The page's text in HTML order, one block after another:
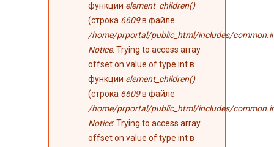
функции element_children()
(строка 6609в файле
/home/prportal/public_html/includes/
Notice: Trying to access array
offset on value of type int в
функции element_children()
(строка 6609в файле
/home/prportal/public_html/includes/
Notice: Trying to access array
offset on value of type int в